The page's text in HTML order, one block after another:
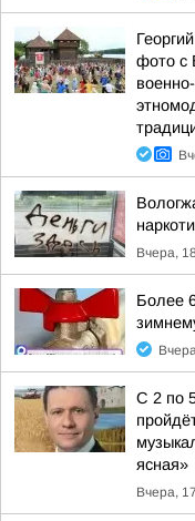
фото с
Вчера,
Более
С 2 по
ясная»
Вчера,